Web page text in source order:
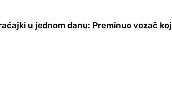
u jednom danu: Preminuo vozač